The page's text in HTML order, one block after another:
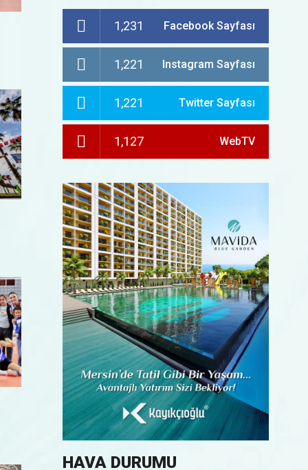
1,231 Facebook Sayfası
1,221 Instagram Sayfası
1,221 Twitter Sayfası
1,127 WebTV
HAVA DURUMU